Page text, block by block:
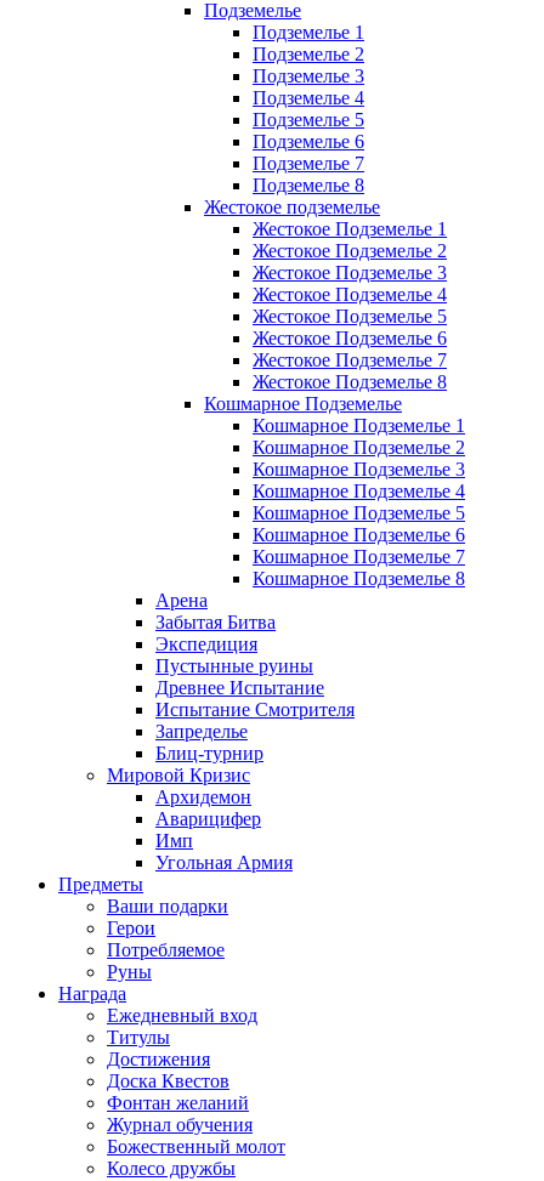
Подземелье
Подземелье 1
Подземелье 2
Подземелье 3
Подземелье 4
Подземелье 5
Подземелье 6
Подземелье 7
Подземелье 8
Жестокое подземелье
Жестокое Подземелье 1
Жестокое Подземелье 2
Жестокое Подземелье 3
Жестокое Подземелье 4
Жестокое Подземелье 5
Жестокое Подземелье 6
Жестокое Подземелье 7
Жестокое Подземелье 8
Кошмарное Подземелье
Кошмарное Подземелье 1
Кошмарное Подземелье 2
Кошмарное Подземелье 3
Кошмарное Подземелье 4
Кошмарное Подземелье 5
Кошмарное Подземелье 6
Кошмарное Подземелье 7
Кошмарное Подземелье 8
Арена
Забытая Битва
Экспедиция
Пустынные руины
Древнее Испытание
Испытание Смотрителя
Запределье
Блиц-турнир
Мировой Кризис
Архидемон
Аварицифер
Имп
Угольная Армия
Предметы
Ваши подарки
Герои
Потребляемое
Руны
Награда
Ежедневный вход
Титулы
Достижения
Доска Квестов
Фонтан желаний
Журнал обучения
Божественный молот
Колесо дружбы